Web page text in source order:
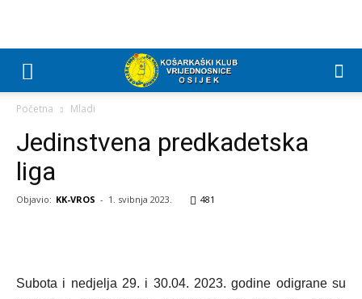
Početna Mladi
Jedinstvena predkadetska
liga
Objavio: KK-VROS - 1. svibnja 2023. 481
Subota i nedjelja 29. i 30.04. 2023. godine odigrane su